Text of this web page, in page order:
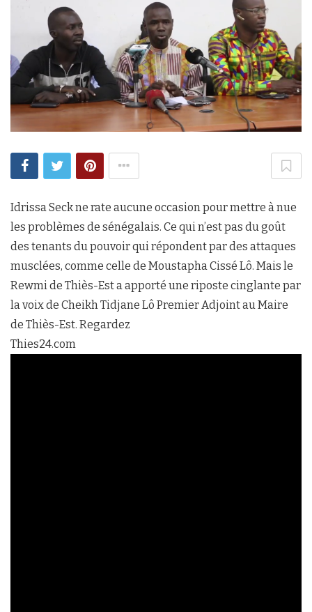
Idrissa Seck ne rate aucune occasion pour mettre à nue
les problèmes de sénégalais. Ce qui n’est pas du goût
des tenants du pouvoir qui répondent par des attaques
musclées, comme celle de Moustapha Cissé Lô. Mais le
Rewmi de Thiès-Est a apporté une riposte cinglante par
la voix de Cheikh Tidjane Lô Premier Adjoint au Maire
de Thiès-Est. Regardez
Thies24.com